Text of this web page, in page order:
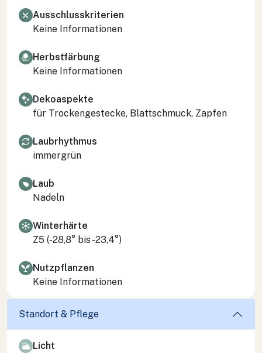
Ausschlusskriterien
Keine Informationen
Herbstfärbung
Keine Informationen
Dekoaspekte
für Trockengestecke, Blattschmuck, Zapfen
Laubrhythmus
immergrün
Laub
Nadeln
Winterhärte
Z5 (-28,8° bis -23,4°)
Nutzpflanzen
Keine Informationen
Standort & Pflege
Licht